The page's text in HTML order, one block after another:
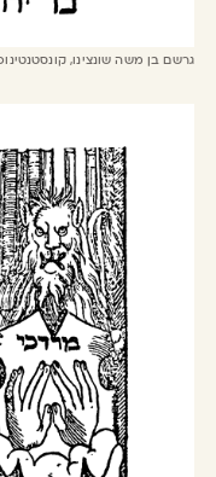
גרשם בן משה שונצינו, קונסטנטינופול, יוון,